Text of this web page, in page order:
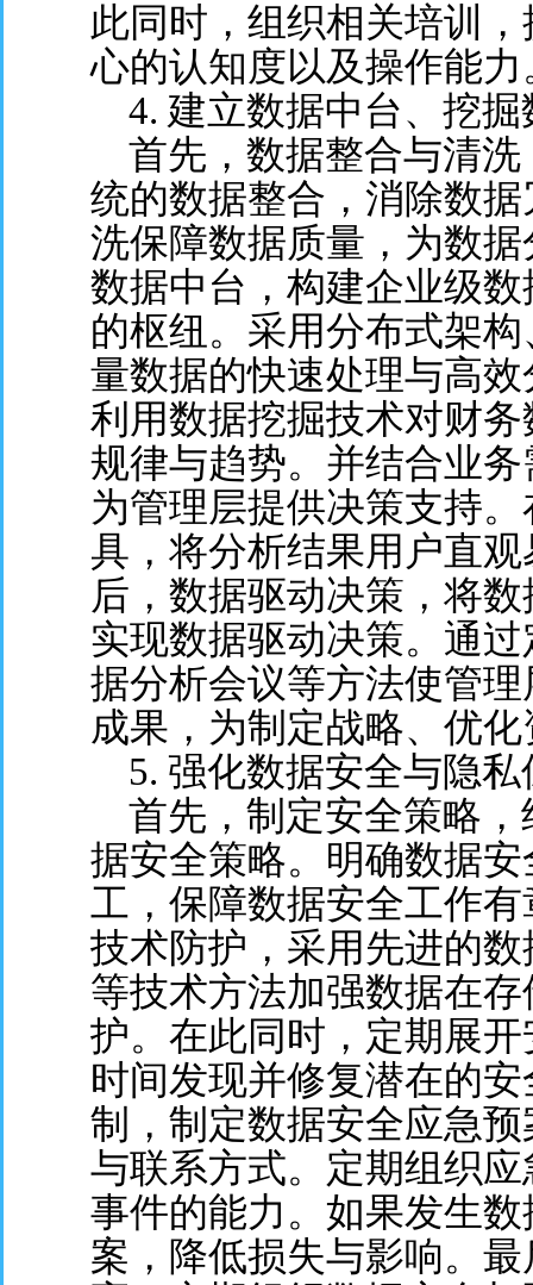
此同时，组织相关培训
心的认知度以及操作能力
4. 建立数据中台、挖掘
首先，数据整合与清洗
统的数据整合，消除数
洗保障数据质量，为数
数据中台，构建企业级
的枢纽。采用分布式架
量数据的快速处理与高
利用数据挖掘技术对财
规律与趋势。并结合业
为管理层提供决策支持
具，将分析结果用户直
后，数据驱动决策，将
实现数据驱动决策。通
据分析会议等方法使管
成果，为制定战略、优
5. 强化数据安全与隐私
首先，制定安全策略，
据安全策略。明确数据
工，保障数据安全工作
技术防护，采用先进的
等技术方法加强数据在
护。在此同时，定期展
时间发现并修复潜在的
制，制定数据安全应急
与联系方式。定期组织
事件的能力。如果发生
案，降低损失与影响。